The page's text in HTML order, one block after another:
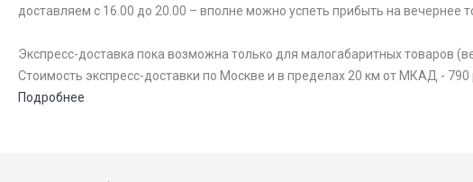
доставляем с 16.00 до 20.00 – вполне можно успеть прибыть на вечернее
Экспресс-доставка пока возможна только для малогабаритных товаров
Стоимость экспресс-доставки по Москве и в пределах 20 км от МКАД - 790
Подробнее